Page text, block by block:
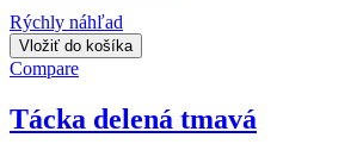
Rýchly náhľad
Vložiť do košíka
Compare
Tácka delená tmavá